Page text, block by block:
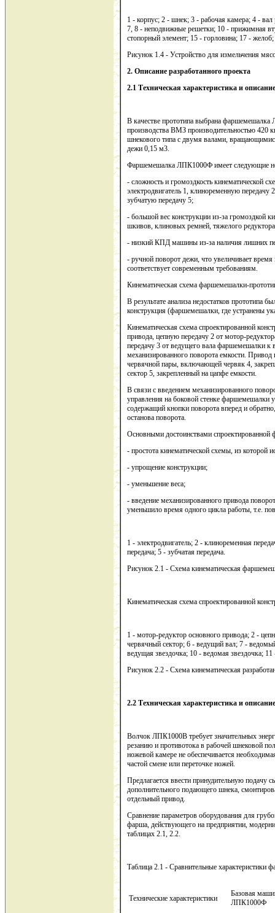
1 - корпус; 2 - шнек; 3 - рабочая камера; 4 -
7, 8 - неподвижные решетки; 10 - прижимная
стопорный элемент; 15 - горловина; 17 -
Рисунок 1.4 - Устройство для измельчения
2. Описание разработанного проекта
2.1 Техническая характеристика и
В качестве прототипа выбрана
производства ВМЗ производительностью 420
шнекового типа с двумя валами,
дежи 0,15 м3.
Фаршемешалка ЛПК1000Ф имеет следующие
- сложность и громоздкость кинематической
электродвигатель 1, клиноременную
зубчатую передачу 5;
- большой вес конструкции из-за громоздкой
шкивов, клиновых ремней, тяжелого
- низкий КПД машины из-за наличия лишних
- ручной поворот дежи, что увеличивает время
соответствует современным требованиям.
Кинематическая схема фаршемешалки-
В результате анализа недостатков прототипа
конструкция (фаршемешалки, где устранены
Кинематическая схема спроектированной
привода, цепную передачу 2 от мотор-
передачу 3 от ведущего вала фаршемешалки к
механизированного поворота емкости. Привод
червячной пары, включающей червяк 4,
сектор 5, закрепленный на цапфе емкости.
В связи с введением механизированного
управления на боковой стенке фаршемешалки
содержащий кнопки поворота вперед и
останова поворота.
Основными достоинствами
- простота кинематической схемы, из которой
- упрощение конструкции;
- уменьшение веса;
- введение механизированного привода
уменьшило время одного цикла работы, т.е.
1 - электродвигатель; 2 - клиноременная
передача; 5 - зубчатая передача.
Рисунок 2.1 - Схема кинематическая
Кинематическая схема спроектированной
1 - мотор-редуктор основного привода; 2 -
червячный сектор; 6 - ведущий вал; 7 -
ведущая звездочка; 10 - ведомая звездочка;
Рисунок 2.2 - Схема кинематическая
2.2 Техническая характеристика и
Волчок ЛПК1000В требует значительных
резанию и противотока в рабочей шнековой
ножевой камере не обеспечивается
частой смене или переточке ножей.
Предлагается ввести принудительную подачу
дополнительного подающего шнека,
отдельный привод.
Сравнение параметров оборудования для
фарша, действующего на предприятии,
таблицах 2.1, 2.2.
Таблица 2.1 - Сравнительные характеристики
Технические характеристики
Базовая
ЛПК1000Ф